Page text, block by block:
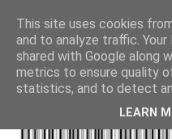
This site uses cookies
and to analyze traffic.
shared with Google along
metrics to ensure quality
statistics, and to detect
LEARN